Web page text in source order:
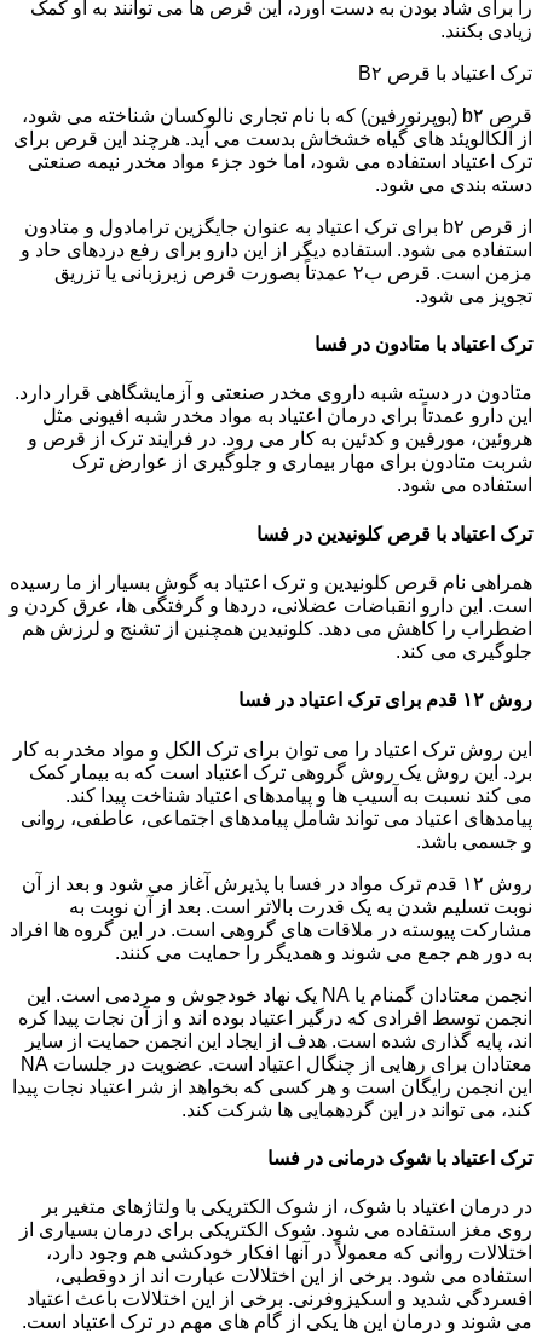
را برای شاد بودن به دست آورد، این قرص ها می توانند به او کمک
زیادی بکنند.
ترک اعتیاد با قرص B۲
قرص b۲ (بوپرنورفین) که با نام تجاری نالوکسان شناخته می شود،
از آلکالویئد های گیاه خشخاش بدست می آید. هرچند این قرص برای
ترک اعتیاد استفاده می شود، اما خود جزء مواد مخدر نیمه صنعتی
دسته بندی می شود.
از قرص b۲ برای ترک اعتیاد به عنوان جایگزین ترامادول و متادون
استفاده می شود. استفاده دیگر از این دارو برای رفع دردهای حاد و
مزمن است. قرص ب۲ عمدتاً بصورت قرص زیرزبانی یا تزریق
تجویز می شود.
ترک اعتیاد با متادون در فسا
متادون در دسته شبه داروی مخدر صنعتی و آزمایشگاهی قرار دارد.
این دارو عمدتاً برای درمان اعتیاد به مواد مخدر شبه افیونی مثل
هروئین، مورفین و کدئین به کار می رود. در فرایند ترک از قرص و
شربت متادون برای مهار بیماری و جلوگیری از عوارض ترک
استفاده می شود.
ترک اعتیاد با قرص کلونیدین در فسا
همراهی نام قرص کلونیدین و ترک اعتیاد به گوش بسیار از ما رسیده
است. این دارو انقباضات عضلانی، دردها و گرفتگی ها، عرق کردن و
اضطراب را کاهش می دهد. کلونیدین همچنین از تشنج و لرزش هم
جلوگیری می کند.
روش ۱۲ قدم برای ترک اعتیاد در فسا
این روش ترک اعتیاد را می توان برای ترک الکل و مواد مخدر به کار
برد. این روش یک روش گروهی ترک اعتیاد است که به بیمار کمک
می کند نسبت به آسیب ها و پیامدهای اعتیاد شناخت پیدا کند.
پیامدهای اعتیاد می تواند شامل پیامدهای اجتماعی، عاطفی، روانی
و جسمی باشد.
روش ۱۲ قدم ترک مواد در فسا با پذیرش آغاز می شود و بعد از آن
نوبت تسلیم شدن به یک قدرت بالاتر است. بعد از آن نوبت به
مشارکت پیوسته در ملاقات های گروهی است. در این گروه ها افراد
به دور هم جمع می شوند و همدیگر را حمایت می کنند.
انجمن معتادان گمنام یا NA یک نهاد خودجوش و مردمی است. این
انجمن توسط افرادی که درگیر اعتیاد بوده اند و از آن نجات پیدا کره
اند، پایه گذاری شده است. هدف از ایجاد این انجمن حمایت از سایر
معتادان برای رهایی از چنگال اعتیاد است. عضویت در جلسات NA
این انجمن رایگان است و هر کسی که بخواهد از شر اعتیاد نجات پیدا
کند، می تواند در این گردهمایی ها شرکت کند.
ترک اعتیاد با شوک درمانی در فسا
در درمان اعتیاد با شوک، از شوک الکتریکی با ولتاژهای متغیر بر
روی مغز استفاده می شود. شوک الکتریکی برای درمان بسیاری از
اختلالات روانی که معمولاً در آنها افکار خودکشی هم وجود دارد،
استفاده می شود. برخی از این اختلالات عبارت اند از دوقطبی،
افسردگی شدید و اسکیزوفرنی. برخی از این اختلالات باعث اعتیاد
می شوند و درمان این ها یکی از گام های مهم در ترک اعتیاد است.